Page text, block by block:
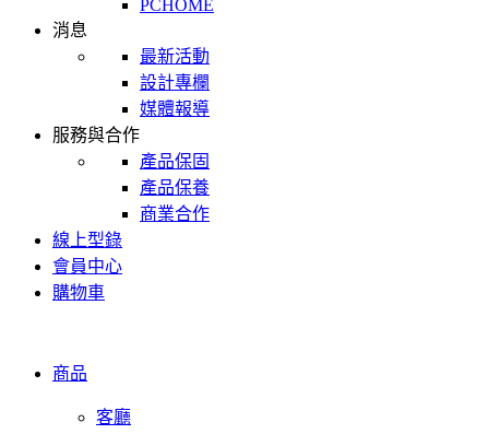
PCHOME
消息
最新活動
設計專欄
媒體報導
服務與合作
產品保固
產品保養
商業合作
線上型錄
會員中心
購物車
商品
客廳